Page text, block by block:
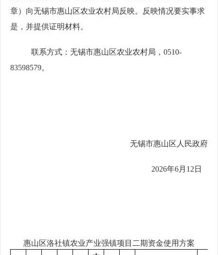
章）向无锡市惠山区农业农村局反映。反映情况要实事求
是，并提供证明材料。
联系方式： 无锡市惠山区农业农村局， 0510-
83598579。
无锡市惠山区人民政府
2026年6月 12 日
惠山区洛社镇农业产业强镇项目 二期资金使用方案